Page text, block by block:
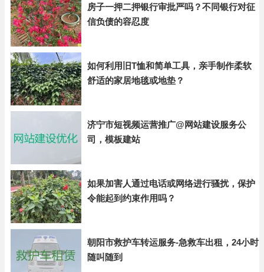
房子一押二押银行审批严吗？不同银行对征
信负债的容忍度
如何利用旧T恤和简单工具，亲手制作柔软
舒适的家居地毯或地垫？
济宁市短视频运营推广@网站建设服务公
司，模板建站
如果加害人通过电话或网络进行骚扰，保护
令能起到约束作用吗？
朝阳市救护车转运服务-急救车出租，24小时
随叫随到